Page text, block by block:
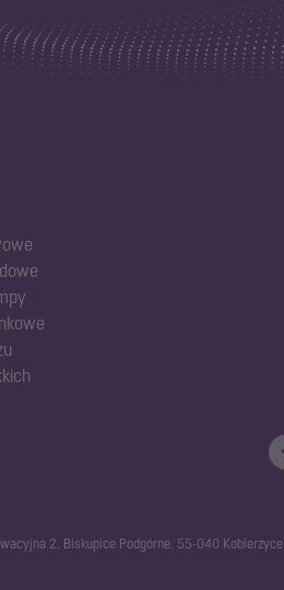
2, Biskupice Podgórne, 55-040 Kobierzyce